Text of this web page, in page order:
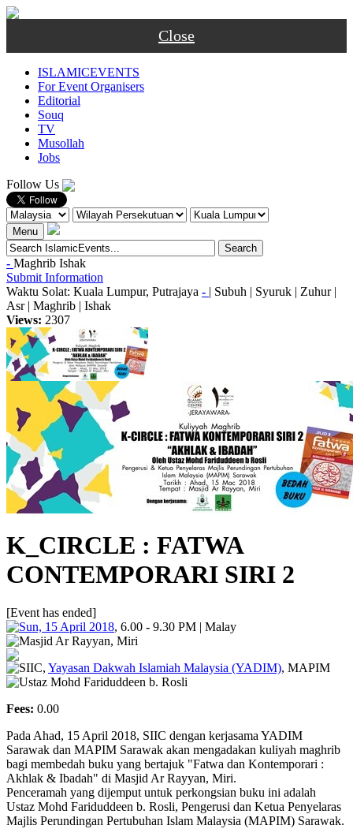
Close
ISLAMICEVENTS
For Event Organisers
Editorial
Souq
TV
Musollah
Jobs
Follow Us
Menu
- Maghrib Ishak
Submit Information
Waktu Solat: Kuala Lumpur, Putrajaya - | Subuh | Syuruk | Zuhur |
Asr | Maghrib | Ishak
Views: 2307
K_CIRCLE : FATWA
CONTEMPORARI SIRI 2
[Event has ended]
Sun, 15 April 2018, 6.00 - 9.30 PM | Malay
Masjid Ar Rayyan, Miri
SIIC, Yayasan Dakwah Islamiah Malaysia (YADIM), MAPIM
Ustaz Mohd Fariduddeen b. Rosli
Fees: 0.00
Pada Ahad, 15 April 2018, SIIC dengan kerjasama YADIM
Sarawak dan MAPIM Sarawak akan mengadakan kuliyah maghrib
bagi membedah buku yang bertajuk "Fatwa dan Kontemporari :
Akhlak & Ibadah" di Masjid Ar Rayyan, Miri.
Penceramah yang dijemput untuk perkongsian buku ini adalah
Ustaz Mohd Fariduddeen b. Rosli, Pengerusi dan Ketua Penyelaras
Majlis Perundingan Pertubuhan Islam Malaysia (MAPIM) Sarawak.